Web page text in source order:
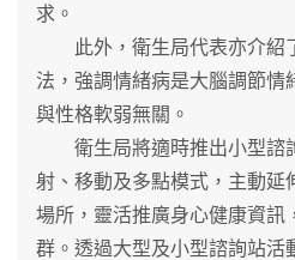
求。
此外，衛生局代表亦介紹
法，強調情緒病是大腦調節情
與性格軟弱無關。
衛生局將適時推出小型諮
射、移動及多點模式，主動延
場所，靈活推廣身心健康資訊
群。透過大型及小型諮詢站活